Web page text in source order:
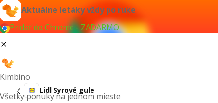
Aktuálne letáky vždy po ruke
Pridať do Chrome - ZADARMO
Kimbino
Všetky ponuky na jednom mieste
Lidl Syrové gule